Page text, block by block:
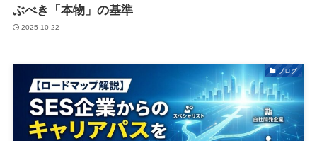
ぶべき「本物」の基準
2025-10-22
ブログ